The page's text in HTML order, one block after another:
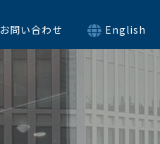
お問い合わせ English